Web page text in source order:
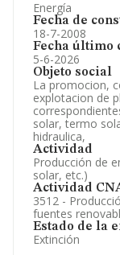
Energía
Fecha de
18-7-2008
Fecha último
5-6-2026
Objeto social
La promocion,
explotacion de
solar, termo
hidraulica,
Actividad
Producción de
solar, etc.)
Actividad
3512 -
fuentes
Estado de la
Extinción